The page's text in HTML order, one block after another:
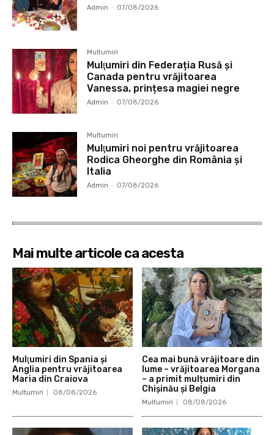
Admin - 07/08/2026
Multumiri
Mulţumiri din Federația Rusă și
Canada pentru vrăjitoarea
Vanessa, prințesa magiei negre
Admin - 07/08/2026
Multumiri
Mulţumiri noi pentru vrăjitoarea
Rodica Gheorghe din România și
Italia
Admin - 07/08/2026
Mai multe articole ca acesta
Mulţumiri din Spania şi
Anglia pentru vrăjitoarea
Maria din Craiova
Multumiri 08/08/2026
Cea mai bună vrăjitoare din
lume – vrăjitoarea Morgana
– a primit mulțumiri din
Chișinău și Belgia
Multumiri 08/08/2026